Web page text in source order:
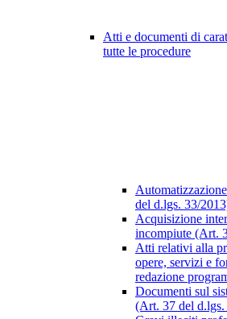
Atti e documenti di
tutte le procedure
del d.lgs. 33/
Acquisizione
incompiute (Art.
Atti relativi alla
opere, servizi e
redazione
Documenti sul
(Art. 37 del